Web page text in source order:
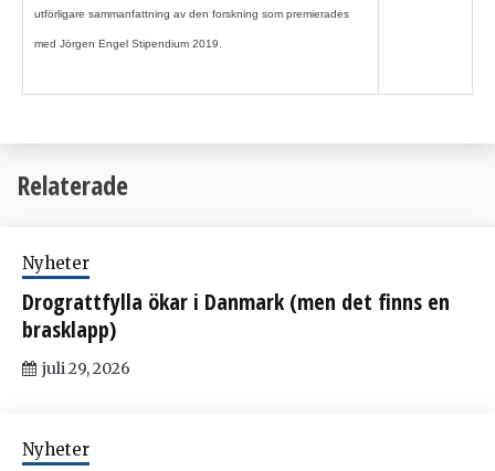
utförligare sammanfattning av den forskning som premierades
med Jörgen Engel Stipendium 2019.
Relaterade
Nyheter
Drograttfylla ökar i Danmark (men det finns en
brasklapp)
juli 29, 2026
Nyheter